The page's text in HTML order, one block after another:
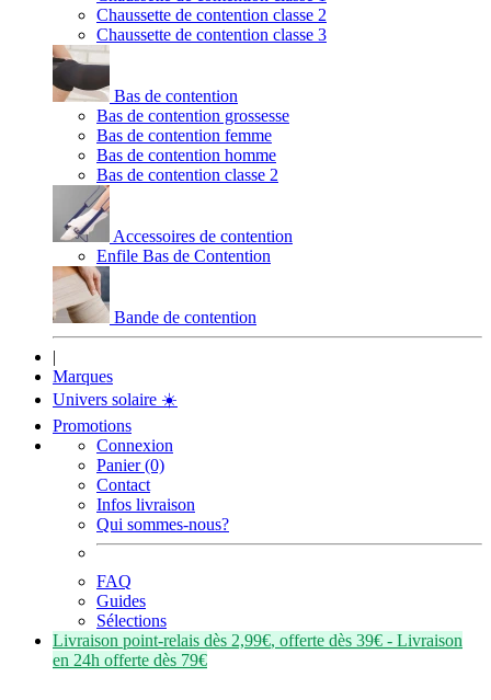
Chaussette de contention classe 2
Chaussette de contention classe 3
Bas de contention
Bas de contention grossesse
Bas de contention femme
Bas de contention homme
Bas de contention classe 2
Accessoires de contention
Enfile Bas de Contention
Bande de contention
|
Marques
Univers solaire ☀️
Promotions
Connexion
Panier (0)
Contact
Infos livraison
Qui sommes-nous?
FAQ
Guides
Sélections
Livraison point-relais dès 2,99€, offerte dès 39€ - Livraison
en 24h offerte dès 79€